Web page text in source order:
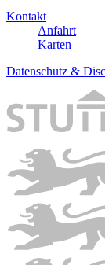
Kontakt
Anfahrt
Karten
Datenschutz &